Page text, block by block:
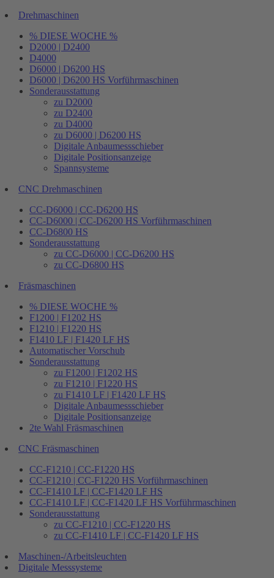
Drehmaschinen
% DIESE WOCHE %
D2000 | D2400
D4000
D6000 | D6200 HS
D6000 | D6200 HS Vorführmaschinen
Sonderausstattung
zu D2000
zu D2400
zu D4000
zu D6000 | D6200 HS
Digitale Anbaumessschieber
Digitale Positionsanzeige
Spannsysteme
CNC Drehmaschinen
CC-D6000 | CC-D6200 HS
CC-D6000 | CC-D6200 HS Vorführmaschinen
CC-D6800 HS
Sonderausstattung
zu CC-D6000 | CC-D6200 HS
zu CC-D6800 HS
Fräsmaschinen
% DIESE WOCHE %
F1200 | F1202 HS
F1210 | F1220 HS
F1410 LF | F1420 LF HS
Automatischer Vorschub
Sonderausstattung
zu F1200 | F1202 HS
zu F1210 | F1220 HS
zu F1410 LF | F1420 LF HS
Digitale Anbaumessschieber
Digitale Positionsanzeige
2te Wahl Fräsmaschinen
CNC Fräsmaschinen
CC-F1210 | CC-F1220 HS
CC-F1210 | CC-F1220 HS Vorführmaschinen
CC-F1410 LF | CC-F1420 LF HS
CC-F1410 LF | CC-F1420 LF HS Vorführmaschinen
Sonderausstattung
zu CC-F1210 | CC-F1220 HS
zu CC-F1410 LF | CC-F1420 LF HS
Maschinen-/Arbeitsleuchten
Digitale Messsysteme